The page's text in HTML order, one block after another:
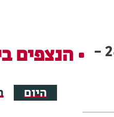
אירועי סוף השבוע והשבוע הבא בחולון (28.08 -
הנצפים
היום